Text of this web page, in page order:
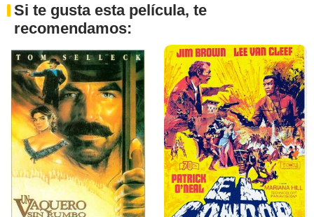
Si te gusta esta película, te
recomendamos: